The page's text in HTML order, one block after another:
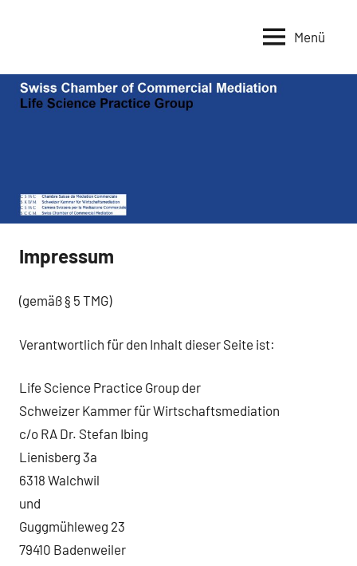
–
Life
–
beautifully
told
managed
by
Menü
Impressum
(gemäß § 5 TMG)
Verantwortlich für den Inhalt dieser Seite ist:
Life Science Practice Group der
Schweizer Kammer für Wirtschaftsmediation
c/o RA Dr. Stefan Ibing
Lienisberg 3a
6318 Walchwil
und
Guggmühleweg 23
79410 Badenweiler